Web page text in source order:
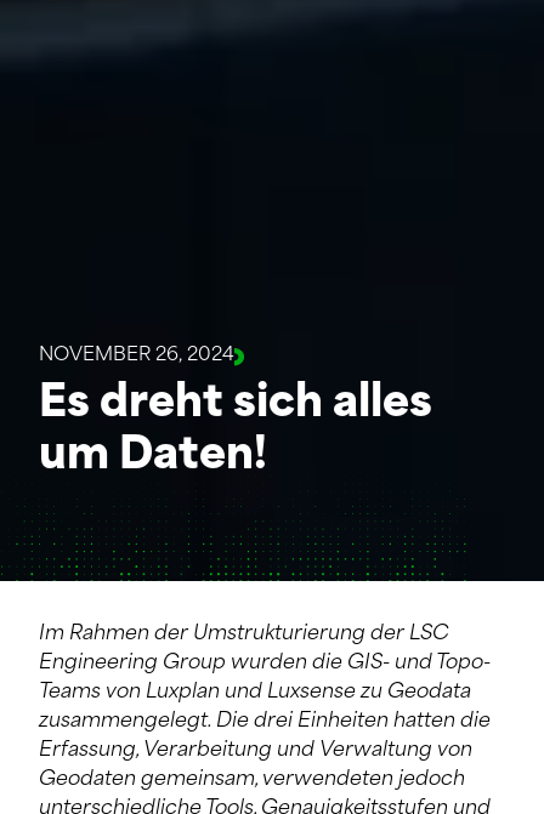
NOVEMBER 26, 2024
Es dreht sich alles
um Daten!
Im Rahmen der Umstrukturierung der LSC
Engineering Group wurden die GIS- und Topo-
Teams von Luxplan und Luxsense zu Geodata
zusammengelegt. Die drei Einheiten hatten die
Erfassung, Verarbeitung und Verwaltung von
Geodaten gemeinsam, verwendeten jedoch
unterschiedliche Tools, Genauigkeitsstufen und